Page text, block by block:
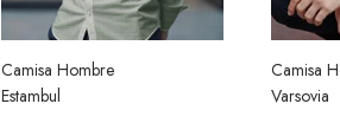
Camisa Hombre
Estambul
Camisa
Varsovia